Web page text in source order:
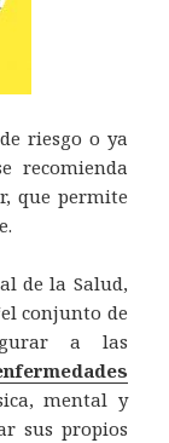
riesgo o ya
recomienda
que permite
de la Salud,
conjunto de
a las
mental y
sus propios